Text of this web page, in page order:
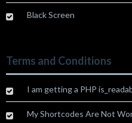
Black Screen
Terms and Conditions
I am getting a PHP
My Shortcodes Are Not